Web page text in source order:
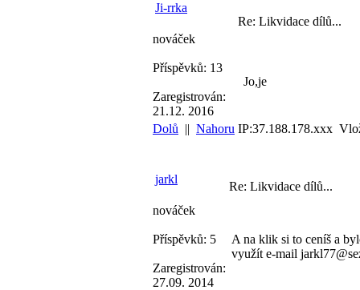
Ji-rrka
nováček
Příspěvků: 13
Zaregistrován:
21.12. 2016
Re: Likvidace dílů...
Jo,je
Dolů || Nahoru IP:37.188.178.xxx
jarkl
nováček
Příspěvků: 5
Zaregistrován:
27.09. 2014
Re: Likvidace dílů...
A na klik si to ceníš a
využít e-mail